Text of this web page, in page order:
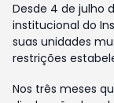
Desde 4 de julho
institucional do
suas unidades
restrições
Nos três meses